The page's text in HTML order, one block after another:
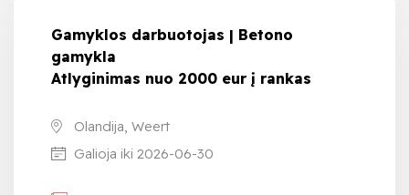
Gamyklos darbuotojas | Betono
gamykla
Atlyginimas nuo 2000 eur į rankas
Olandija, Weert
Galioja iki 2026-06-30